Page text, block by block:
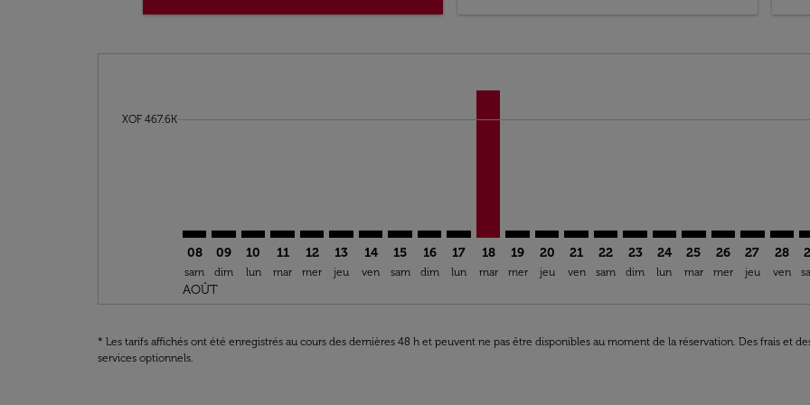
XOF 467.6Kcmp-daily-histogram-bars-legend-min-price-aria-label XOF 467.6K
08
sam
AOÛT
09
dim
10
lun
11
mar
12
mer
13
jeu
14
ven
15
sam
16
dim
17
lun
COO–CDG, 18/08/2026 – 19/08/2026: À Partir De
18
mar
COO–PAR: cmp-view-offers-disclaimer.
19
mer
COO–PAR: cmp-view-offers-disclaimer.
20
jeu
COO–PAR: cmp-view-offers-
21
ven
COO–PAR: cmp-view-offers-
22
sam
COO–PAR: cmp-view-
23
dim
COO–PAR: cmp-view-
24
lun
COO–PAR: cmp-
25
mar
COO–PAR:
26
mer
27
jeu
28
ven
* Les tarifs affichés ont été enregistrés au cours des dernières 48 h et peuvent ne pas être disponibles au moment de la réservation. Des frais et
services optionnels.